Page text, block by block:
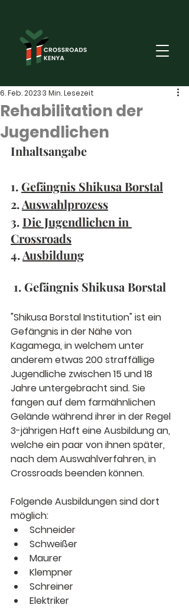
Rehabilitation der
Jugendlichen
6. Feb. 20233 Min. Lesezeit
Inhaltsangabe
1. Gefängnis Shikusa Borstal
2. Auswahlprozess
3. Die Jugendlichen in
Crossroads
4. Ausbildung
1. Gefängnis Shikusa Borstal
"Shikusa Borstal Institution" ist ein
Gefängnis in der Nähe von
Kagamega, in welchem unter
anderem etwas 200 straffällige
Jugendliche zwischen 15 und 18
Jahre untergebracht sind. Sie
fangen auf dem farmähnlichen
Gelände während ihrer in der Regel
3-jährigen Haft eine Ausbildung an,
welche ein paar von ihnen später,
nach dem Auswahlverfahren, in
Crossroads beenden können.
Folgende Ausbildungen sind dort
möglich:
Schneider
Schweißer
Maurer
Klempner
Schreiner
Elektriker